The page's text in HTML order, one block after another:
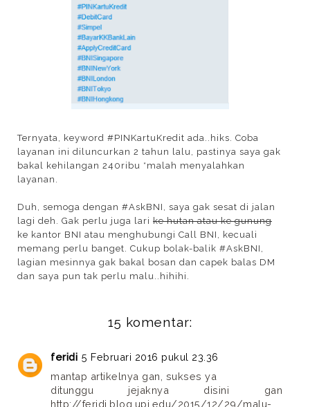
Ternyata, keyword #PINKartuKredit ada..hiks. Coba
layanan ini diluncurkan 2 tahun lalu, pastinya saya gak
bakal kehilangan 240ribu *malah menyalahkan
layanan.
Duh, semoga dengan #AskBNI, saya gak sesat di jalan
lagi deh. Gak perlu juga lari ke hutan atau ke gunung
ke kantor BNI atau menghubungi Call BNI, kecuali
memang perlu banget. Cukup bolak-balik #AskBNI,
lagian mesinnya gak bakal bosan dan capek balas DM
dan saya pun tak perlu malu..hihihi.
15 komentar:
feridi 5 Februari 2016 pukul 23.36
mantap artikelnya gan, sukses ya
ditunggu jejaknya disini gan
http://feridi.blog.upi.edu/2015/12/29/malu-